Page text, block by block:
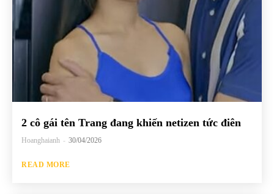
2 cô gái tên Trang đang khiến netizen tức điên
Hoanghaianh - 30/04/2026
READ MORE